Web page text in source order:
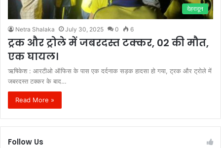
देहरादून
Netra Shalaka July 30, 2025 0 6
ट्रक और ट्रोले में जबरदस्त टक्कर, 02 की मौत,
एक घायल।
ऋषिकेश : आरटीओ ऑफिस के पास एक दर्दनाक सड़क हादसा हो गया, ट्रक और ट्रोले में
जबरदस्त टक्कर के बाद…
Read More »
Follow Us